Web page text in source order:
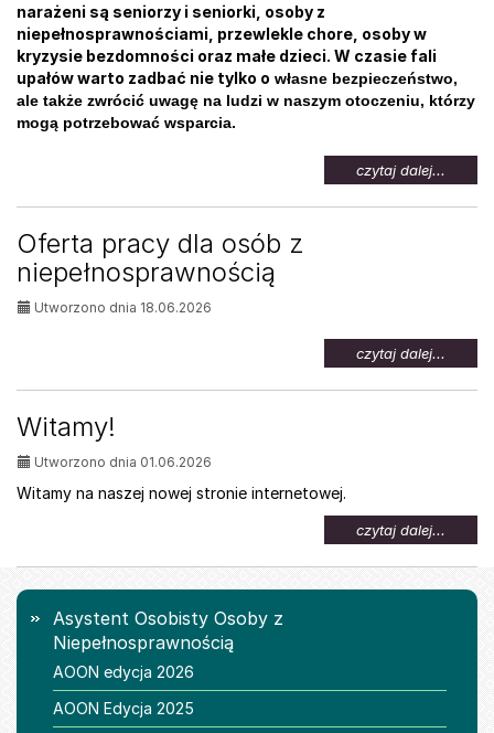
narażeni są seniorzy i seniorki, osoby z
niepełnosprawnościami, przewlekle chore, osoby w
kryzysie bezdomności oraz małe dzieci. W czasie fali
upałów warto zadbać nie tylko o własne bezpieczeństwo,
ale także zwrócić uwagę na ludzi w naszym otoczeniu, którzy
mogą potrzebować wsparcia.
czytaj dalej...
temat:
Oferta pracy dla osób z
niepełnosprawnością
Utworzono dnia 18.06.2026
czytaj dalej...
temat:
Oferta
Witamy!
Utworzono dnia 01.06.2026
Witamy na naszej nowej stronie internetowej.
czytaj dalej...
temat:
Menu
Asystent Osobisty Osoby z
Niepełnosprawnością
AOON edycja 2026
AOON Edycja 2025